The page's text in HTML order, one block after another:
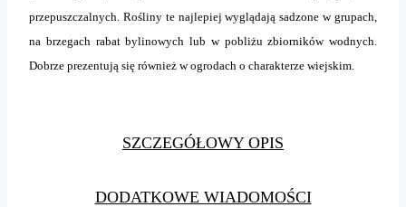
przepuszczalnych. Rośliny te najlepiej wyglądają sadzone w grupach,
na brzegach rabat bylinowych lub w pobliżu zbiorników wodnych.
Dobrze prezentują się również w ogrodach o charakterze wiejskim.
SZCZEGÓŁOWY OPIS
DODATKOWE WIADOMOŚCI